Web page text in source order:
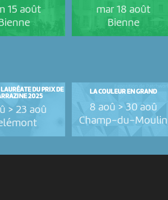
15 août
mar 18 août
Bienne
DU PRIX DE
2025
> 23 aoû
LA COULEUR EN GRAND
8 aoû > 30 aoû
Champ-du-Moulin